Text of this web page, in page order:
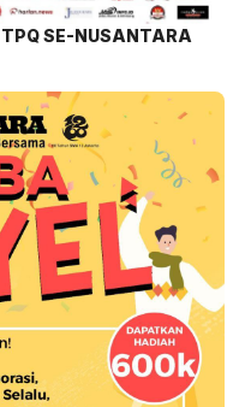
SE-NUSANTARA